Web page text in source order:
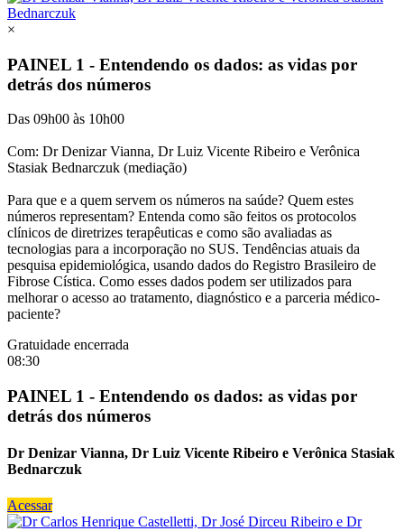
×
PAINEL 1 - Entendendo os dados: as vidas por
detrás dos números
Das 09h00 às 10h00
Com: Dr Denizar Vianna, Dr Luiz Vicente Ribeiro e Verônica
Stasiak Bednarczuk (mediação)
Para que e a quem servem os números na saúde? Quem estes
números representam? Entenda como são feitos os protocolos
clínicos de diretrizes terapêuticas e como são avaliadas as
tecnologias para a incorporação no SUS. Tendências atuais da
pesquisa epidemiológica, usando dados do Registro Brasileiro de
Fibrose Cística. Como esses dados podem ser utilizados para
melhorar o acesso ao tratamento, diagnóstico e a parceria médico-
paciente?
Gratuidade encerrada
08:30
PAINEL 1 - Entendendo os dados: as vidas por
detrás dos números
Dr Denizar Vianna, Dr Luiz Vicente Ribeiro e Verônica Stasiak
Bednarczuk
Acessar